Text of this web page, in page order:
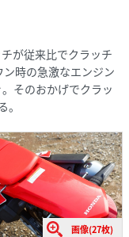
が従来比でクラッチ
時の急激なエンジン
そのおかげでクラッ
画像(27枚)